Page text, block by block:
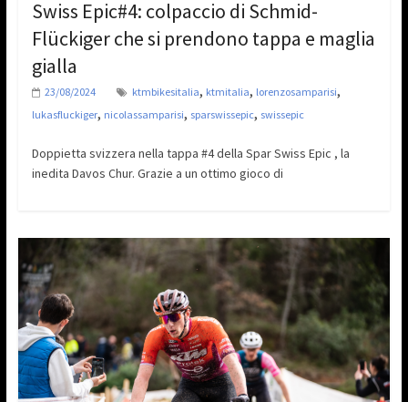
Swiss Epic#4: colpaccio di Schmid-
Flückiger che si prendono tappa e maglia
gialla
23/08/2024 ktmbikesitalia, ktmitalia, lorenzosamparisi,
lukasfluckiger, nicolassamparisi, sparswissepic, swissepic
Doppietta svizzera nella tappa #4 della Spar Swiss Epic , la
inedita Davos Chur. Grazie a un ottimo gioco di